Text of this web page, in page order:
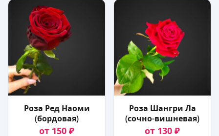
Роза Ред Наоми
(бордовая)
от 150 ₽
Роза Шангри Ла
(сочно-вишневая)
от 130 ₽